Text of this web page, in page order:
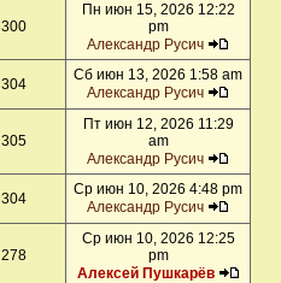
300
Пн июн 15, 2026 12:22
pm
Александр Русич
304
Сб июн 13, 2026 1:58 am
Александр Русич
305
Пт июн 12, 2026 11:29
am
Александр Русич
304
Ср июн 10, 2026 4:48 pm
Александр Русич
278
Ср июн 10, 2026 12:25
pm
Алексей Пушкарёв